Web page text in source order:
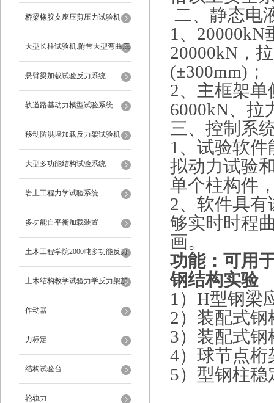
桥梁橡胶支座压剪压力试验机
大型长柱试验机.附带大型弯曲底
座
悬臂梁加载试验反力系统
轨道路基动力模型试验系统
移动防洪墙加载反力架试验机
大型多功能结构试验系统
岩土工程力学试验系统
多功能自平衡加载装置
土木工程学院2000吨多功能反力
架
土木结构教学试验力学反力架加
载装置
作动器
力标定
结构试验台
轮轨力
二、静态电
1、
20000kN，
(±300mm)；
2、主框架
6000kN、拉
三、控制系
1、试验软
拟动力试验
单个柱构件
2、软件具
够实时时程
画。
功能：可用
钢结构实验
1）H型钢梁
2）装配式
3）装配式
4）球节点
5）型钢柱